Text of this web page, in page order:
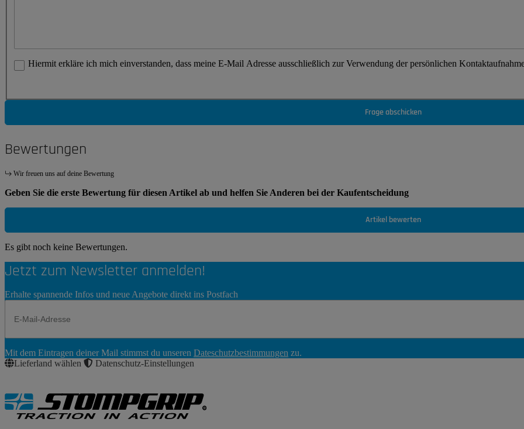
Hiermit erkläre ich mich einverstanden, dass meine E-Mail Adresse ausschließlich zur Verwendung der persönlichen
Frage abschicken
Bewertungen
Wir freuen uns auf deine Bewertung
Geben Sie die erste Bewertung für diesen Artikel ab und helfen Sie Anderen bei der Kaufentscheidung
Artikel bewerten
Es gibt noch keine Bewertungen.
Jetzt zum Newsletter anmelden!
Erhalte spannende Infos und neue Angebote direkt ins Postfach
Abonnieren
Mit dem Eintragen deiner Mail stimmst du unseren Dateschutzbestimmungen zu.
Lieferland wählen
Datenschutz-Einstellungen